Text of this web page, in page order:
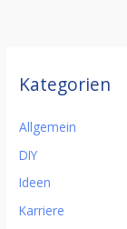
Kategorien
Allgemein
DIY
Ideen
Karriere